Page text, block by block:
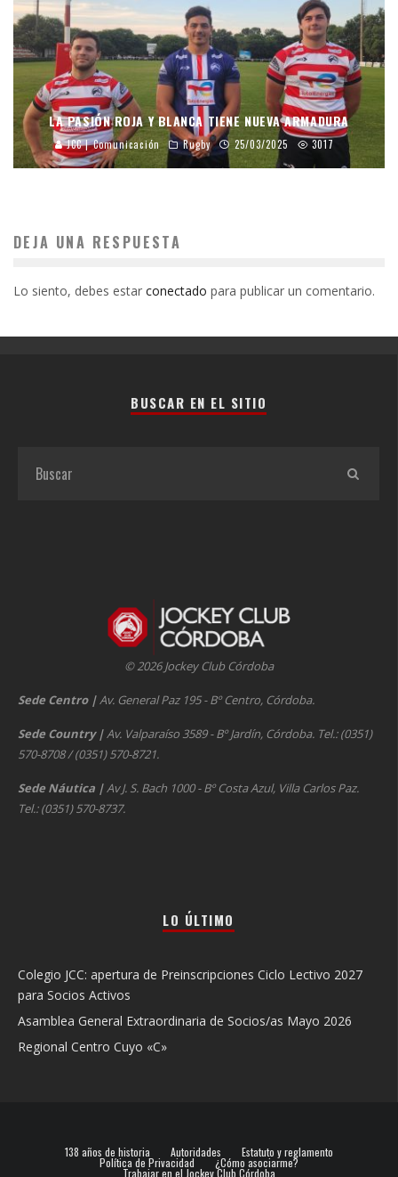
LA PASIÓN ROJA Y BLANCA TIENE NUEVA ARMADURA
JCC | Comunicación Rugby 25/03/2025 3017
DEJA UNA RESPUESTA
Lo siento, debes estar conectado para publicar un comentario.
BUSCAR EN EL SITIO
© 2026 Jockey Club Córdoba
Sede Centro |Av. General Paz 195 - Bº Centro, Córdoba.
Sede Country |Av. Valparaíso 3589 - Bº Jardín, Córdoba. Tel.: (0351)
570-8708 / (0351) 570-8721.
Sede Náutica |Av J. S. Bach 1000 - Bº Costa Azul, Villa Carlos Paz.
Tel.: (0351) 570-8737.
LO ÚLTIMO
Colegio JCC: apertura de Preinscripciones Ciclo Lectivo 2027
para Socios Activos
Asamblea General Extraordinaria de Socios/as Mayo 2026
Regional Centro Cuyo «C»
138 años de historia Autoridades Estatuto y reglamento
Política de Privacidad ¿Cómo asociarme?
Trabajar en el Jockey Club Córdoba